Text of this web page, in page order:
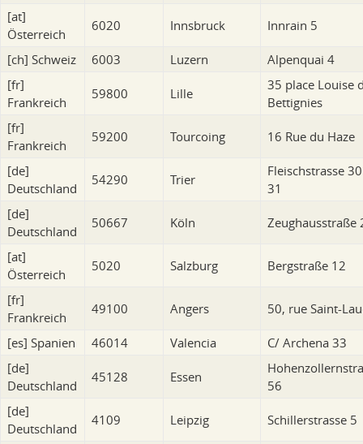
[at]
Österreich
6020 Innsbruck Innrain 5
[ch] Schweiz 6003 Luzern
Alpenquai 4
[fr]
Frankreich
59800 Lille
35 place Louise
Bettignies
[fr]
Frankreich
59200 Tourcoing 16 Rue du Haze
[de]
Deutschland
54290 Trier
Fleischstrasse
31
[de]
Deutschland
50667 Köln Zeughausstraße
[at]
Österreich
5020 Salzburg Bergstraße 12
[fr]
Frankreich
49100 Angers 50, rue Saint-
[es] Spanien 46014 Valencia
C/ Archena 33
[de]
Deutschland
45128 Essen
56
[de]
Deutschland
4109 Leipzig Schillerstrasse 5